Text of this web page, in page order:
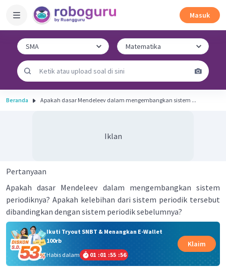
Masuk
Beranda Apakah dasar Mendeleev dalam mengembangkan sistem ...
Iklan
Pertanyaan
Apakah dasar Mendeleev dalam mengembangkan sistem
periodiknya? Apakah kelebihan dari sistem periodik tersebut
dibandingkan dengan sistem periodik sebelumnya?
Ikuti Tryout SNBT & Menangkan E-Wallet
100rb
Habis dalam
01 :01 :55 :56
Klaim